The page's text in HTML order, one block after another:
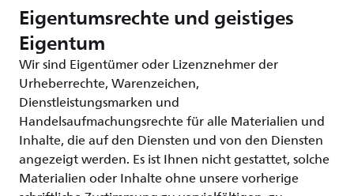
Eigentumsrechte und geistiges
Eigentum
Wir sind Eigentümer oder Lizenznehmer der
Urheberrechte, Warenzeichen,
Dienstleistungsmarken und
Handelsaufmachungsrechte für alle Materialien und
Inhalte, die auf den Diensten und von den Diensten
angezeigt werden. Es ist Ihnen nicht gestattet, solche
Materialien oder Inhalte ohne unsere vorherige